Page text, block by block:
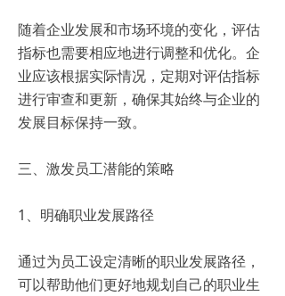
随着企业发展和市场环境的变化，评估
指标也需要相应地进行调整和优化。企
业应该根据实际情况，定期对评估指标
进行审查和更新，确保其始终与企业的
发展目标保持一致。
三、激发员工潜能的策略
1、明确职业发展路径
通过为员工设定清晰的职业发展路径，
可以帮助他们更好地规划自己的职业生